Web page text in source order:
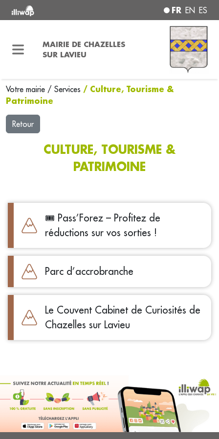
FR EN ES
MAIRIE DE CHAZELLES
SUR LAVIEU
Votre mairie / Services / Culture, Tourisme &
Patrimoine
Retour
CULTURE, TOURISME &
PATRIMOINE
🎟️ Pass’Forez – Profitez de
réductions sur vos sorties !
Parc d’accrobranche
Le Couvent Cabinet de Curiosités de
Chazelles sur Lavieu